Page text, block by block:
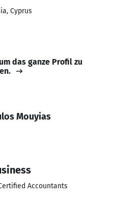
Cyprus
das ganze Profil zu
Mouyias
Accountants